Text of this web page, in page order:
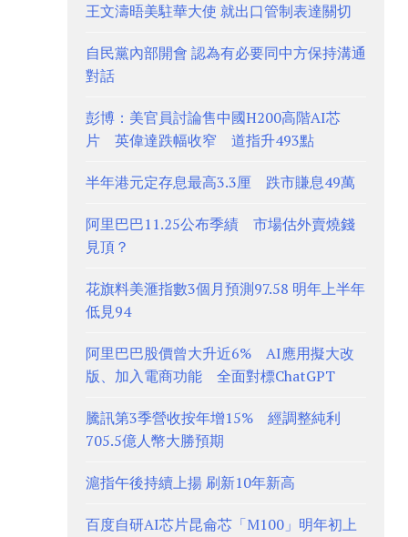
王文濤晤美駐華大使 就出口管制表達關切
自民黨內部開會 認為有必要同中方保持溝通
對話
彭博：美官員討論售中國H200高階AI芯
片 英偉達跌幅收窄 道指升493點
半年港元定存息最高3.3厘 跌市賺息49萬
阿里巴巴11.25公布季績 市場估外賣燒錢
見頂？
花旗料美滙指數3個月預測97.58 明年上半年
低見94
阿里巴巴股價曾大升近6% AI應用擬大改
版、加入電商功能 全面對標ChatGPT
騰訊第3季營收按年增15% 經調整純利
705.5億人幣大勝預期
滬指午後持續上揚 刷新10年新高
百度自研AI芯片昆侖芯「M100」明年初上